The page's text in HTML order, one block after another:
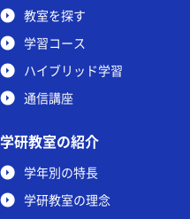
教室を探す
学習コース
ハイブリッド学習
通信講座
学研教室の紹介
学年別の特長
学研教室の理念